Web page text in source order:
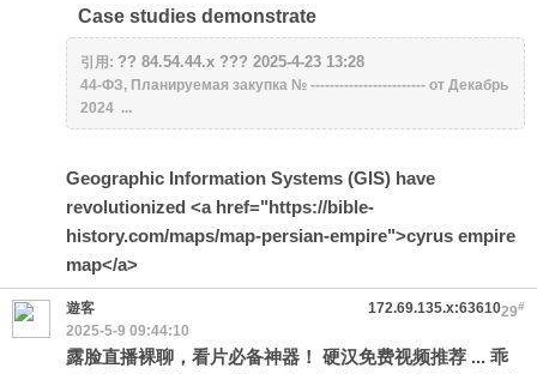
Case studies demonstrate
引用: ?? 84.54.44.x ??? 2025-4-23 13:28
44-ФЗ, Планируемая закупка № ------------------------ от Декабрь
2024 ...
Geographic Information Systems (GIS) have
revolutionized <a href="https://bible-
history.com/maps/map-persian-empire">cyrus empire
map</a>
29#
遊客
172.69.135.x:63610
2025-5-9 09:44:10
露脸直播裸聊，看片必备神器！ 硬汉免费视频推荐 ... 乖